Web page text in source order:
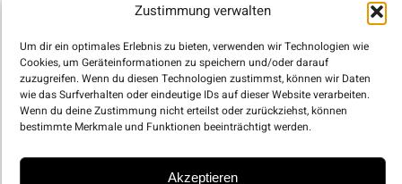
Zustimmung verwalten
Um dir ein optimales Erlebnis zu bieten, verwenden wir Technologien wie
Cookies, um Geräteinformationen zu speichern und/oder darauf
zuzugreifen. Wenn du diesen Technologien zustimmst, können wir Daten
wie das Surfverhalten oder eindeutige IDs auf dieser Website verarbeiten.
Wenn du deine Zustimmung nicht erteilst oder zurückziehst, können
bestimmte Merkmale und Funktionen beeinträchtigt werden.
Akzeptieren
YUMPU Arthena Maxx
Publikation 10 Jahre
Singulart
Artfacts
Artprice
Wikipedia Arthena Maxx